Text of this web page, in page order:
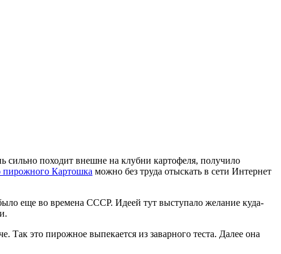
сильно походит внешне на клубни картофеля, получило
пирожного Картошка можно без труда отыскать в сети Интернет
еще во времена СССР. Идеей тут выступало желание куда-
это пирожное выпекается из заварного теста. Далее она